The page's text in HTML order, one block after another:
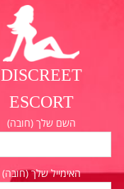
DISCREET
ESCORT
השם שלך (חובה)
האימייל שלך (חובה)